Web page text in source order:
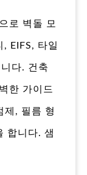
로 벽돌 모
EIFS, 타일
다. 건축
한 가이드
제, 필름 형
합니다. 샘